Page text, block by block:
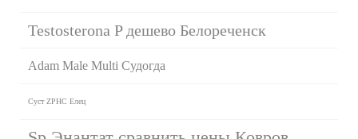
Testosterona P дешево Белореченск
Adam Male Multi Судогда
Суст ZPHC Елец